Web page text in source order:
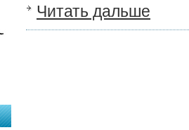
Читать дальше